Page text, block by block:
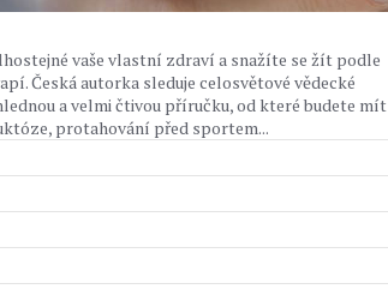
vaše vlastní zdraví a snažíte se žít podle
Česká autorka sleduje celosvětové vědecké
a velmi čtivou příručku, od které budete mít
protahování před sportem...